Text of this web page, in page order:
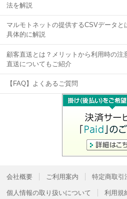
法を解説
マルモトネットの提供するCSVデータ
具体的に解説
顧客直送とは？メリットから利用時の注
直送についてもご紹介
【FAQ】よくあるご質問
会社概要 ご利用案内 特定商取引
個人情報の取り扱いについて 利用規